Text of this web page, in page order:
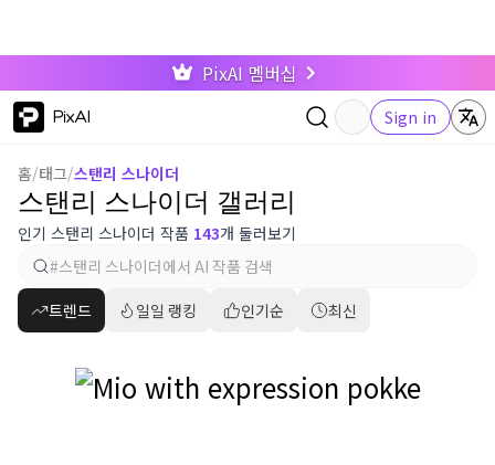
PixAI 멤버십
PixAI Sign in
홈/태그/스탠리 스나이더
스탠리 스나이더 갤러리
인기 스탠리 스나이더 작품 143개 둘러보기
트렌드 일일 랭킹 인기순 최신